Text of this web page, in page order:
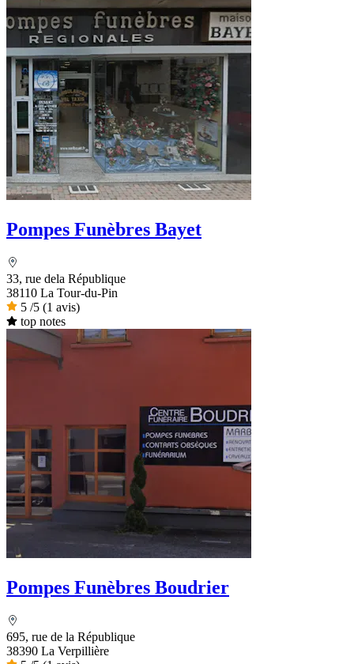
Pompes Funèbres Bayet
33, rue dela République
38110 La Tour-du-Pin
5 /5 (1 avis)
top notes
Pompes Funèbres Boudrier
695, rue de la République
38390 La Verpillière